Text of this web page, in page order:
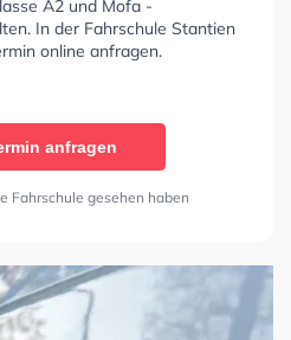
A2 und Mofa -
In der Fahrschule Stantien
online anfragen.
anfragen
Fahrschule gesehen haben